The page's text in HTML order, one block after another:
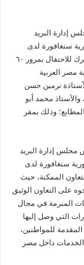
إدارة البريد
سنغافورة لدى
القاهرة، بشأن إصدار طابع بريد تذكاري مشترك للاحتفال بمرور ٦٠
مصر العربية
نرمين حسن
محمد أبو
وذلك بمقر
مجلس إدارة البريد
سنغافورة لدى
الممكنة، حيث
على التعاون الوثيق
المبرمة في مجال
التي وصل إليها
للمواطنين،
الخدمات داخل مصر